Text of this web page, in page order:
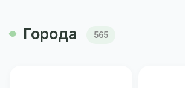
Города 565